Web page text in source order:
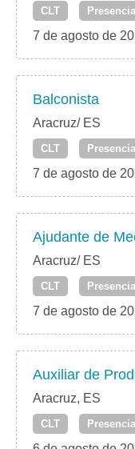
CLT Presencial
7 de agosto de
Balconista
Aracruz/ ES
CLT Presencial
7 de agosto de
Ajudante de
Aracruz/ ES
CLT Presencial
7 de agosto de
Auxiliar de
Aracruz, ES
CLT Presencial